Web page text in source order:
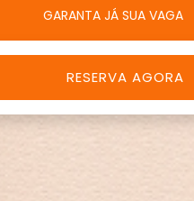
GARANTA JÁ SUA VAGA
RESERVA AGORA